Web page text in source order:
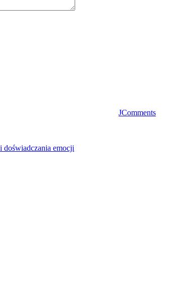
JComments
doświadczania emocji